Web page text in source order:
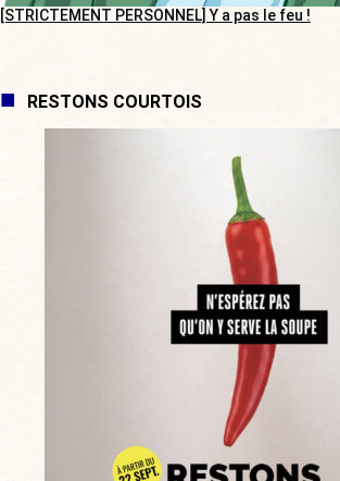
[STRICTEMENT PERSONNEL] Y a pas le feu !
RESTONS COURTOIS